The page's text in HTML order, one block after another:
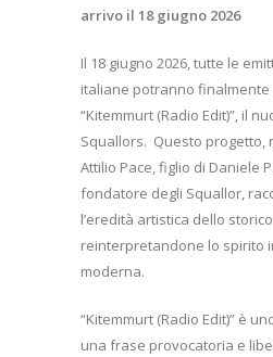
arrivo il 18 giugno 2026
Il 18 giugno 2026, tutte le
italiane potranno finalmente
“Kitemmurt (Radio Edit)”, il
Squallors. Questo progetto,
Attilio Pace, figlio di Daniele
fondatore degli Squallor,
l’eredità artistica dello
reinterpretandone lo spirito
moderna.
“Kitemmurt (Radio Edit)” è
una frase provocatoria e